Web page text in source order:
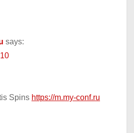
says:
Spins https://m.my-conf.ru